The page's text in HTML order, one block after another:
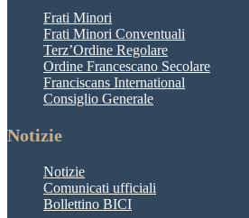
Frati Minori
Frati Minori Conventuali
Terz’Ordine Regolare
Ordine Francescano Secolare
Franciscans International
Consiglio Generale
Notizie
Notizie
Comunicati ufficiali
Bollettino BICI